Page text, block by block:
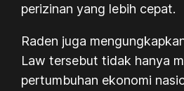
perizinan yang lebih cepat.
Raden juga
Law tersebut tidak hanya
pertumbuhan ekonomi